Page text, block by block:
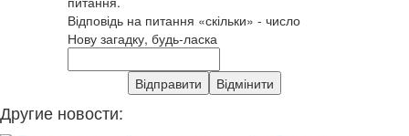
Відповідь на питання «скільки» - число
Нову загадку, будь-ласка
Другие новости: